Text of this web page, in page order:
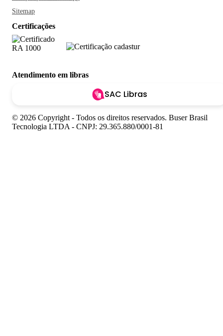
Sitemap
Certificações
Atendimento em libras
SAC Libras
© 2026 Copyright - Todos os direitos reservados. Buser Brasil
Tecnologia LTDA - CNPJ: 29.365.880/0001-81